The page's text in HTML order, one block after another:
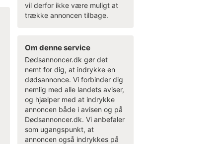
vil derfor ikke være muligt at
trække annoncen tilbage.
Om denne service
Dødsannoncer.dk gør det
nemt for dig, at indrykke en
dødsannonce. Vi forbinder dig
nemlig med alle landets aviser,
og hjælper med at indrykke
annoncen både i avisen og på
Dødsannoncer.dk. Vi anbefaler
som ugangspunkt, at
annoncen også indrykkes på